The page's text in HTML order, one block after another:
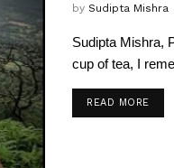
by Sudipta Mishra
Sudipta Mishra,
cup of tea, I
READ MORE